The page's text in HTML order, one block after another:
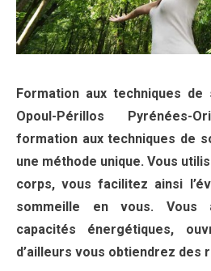
Formation aux techniques
Opoul-Périllos
formation aux techniques de
une méthode unique. Vous
corps, vous facilitez ainsi
sommeille en vous. Vous
capacités énergétiques,
d’ailleurs vous obtiendrez des